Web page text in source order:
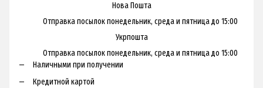
Нова Пошта
Отправка посылок понедельник, среда и пятница до 15:00
Укрпошта
Отправка посылок понедельник, среда и пятница до 15:00
Наличными при получении
Кредитной картой